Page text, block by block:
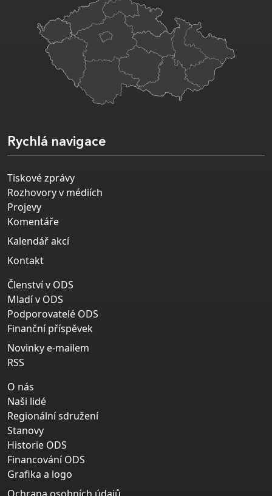
Rychlá navigace
Tiskové zprávy
Rozhovory v médiích
Projevy
Komentáře
Kalendář akcí
Kontakt
Členství v ODS
Mladí v ODS
Podporovatelé ODS
Finanční příspěvek
Novinky e-mailem
RSS
O nás
Naši lidé
Regionální sdružení
Stanovy
Historie ODS
Financování ODS
Grafika a logo